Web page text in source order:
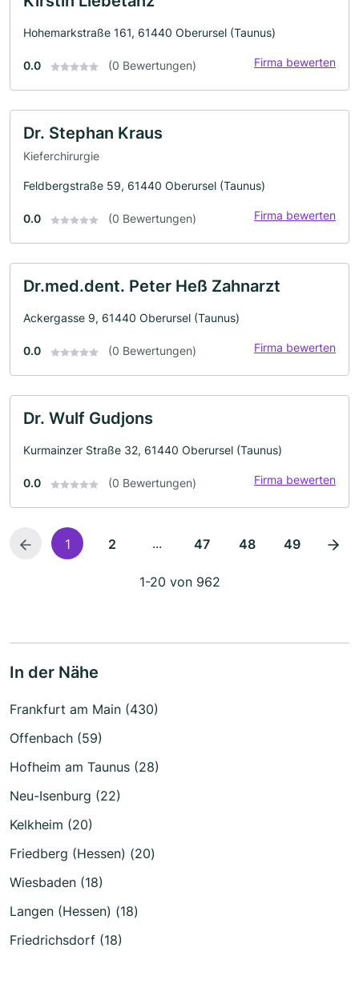
Hohemarkstraße 161, 61440 Oberursel (Taunus)
0.0 (0 Bewertungen) Firma bewerten
Dr. Stephan Kraus
Kieferchirurgie
Feldbergstraße 59, 61440 Oberursel (Taunus)
0.0 (0 Bewertungen) Firma bewerten
Dr.med.dent. Peter Heß Zahnarzt
Ackergasse 9, 61440 Oberursel (Taunus)
0.0 (0 Bewertungen) Firma bewerten
Dr. Wulf Gudjons
Kurmainzer Straße 32, 61440 Oberursel (Taunus)
0.0 (0 Bewertungen) Firma bewerten
1 2 ... 47 48 49
1-20 von 962
In der Nähe
Frankfurt am Main (430)
Offenbach (59)
Hofheim am Taunus (28)
Neu-Isenburg (22)
Kelkheim (20)
Friedberg (Hessen) (20)
Wiesbaden (18)
Langen (Hessen) (18)
Friedrichsdorf (18)